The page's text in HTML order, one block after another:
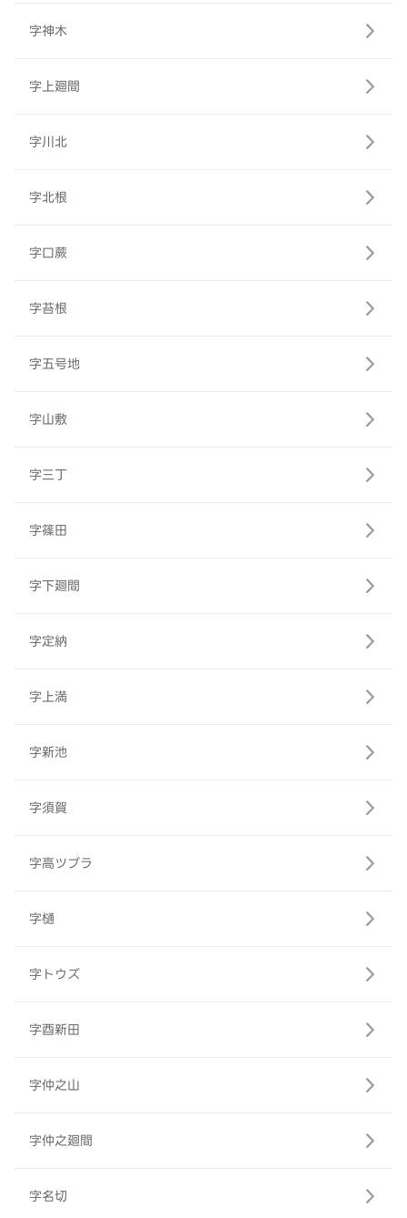
字神木
字上廻間
字川北
字北根
字口蕨
字苔根
字五号地
字山敷
字三丁
字篠田
字下廻間
字定納
字上満
字新池
字須賀
字高ツブラ
字樋
字トウズ
字酉新田
字仲之山
字仲之廻間
字名切